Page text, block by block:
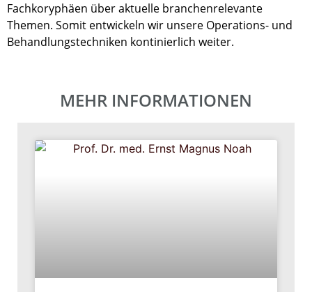
Fachkoryphäen über aktuelle branchenrelevante
Themen. Somit entwickeln wir unsere Operations- und
Behandlungstechniken kontinierlich weiter.
MEHR INFORMATIONEN